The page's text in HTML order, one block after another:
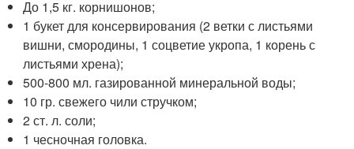
До 1,5 кг. корнишонов;
1 букет для консервирования (2 ветки с листьями
вишни, смородины, 1 соцветие укропа, 1 корень с
листьями хрена);
500-800 мл. газированной минеральной воды;
10 гр. свежего чили стручком;
2 ст. л. соли;
1 чесночная головка.